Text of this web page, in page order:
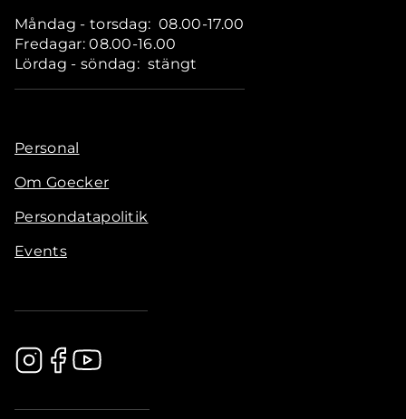
Måndag - torsdag: 08.00-17.00
Fredagar: 08.00-16.00
Lördag - söndag: stängt
Personal
Om Goecker
Persondatapolitik
Events